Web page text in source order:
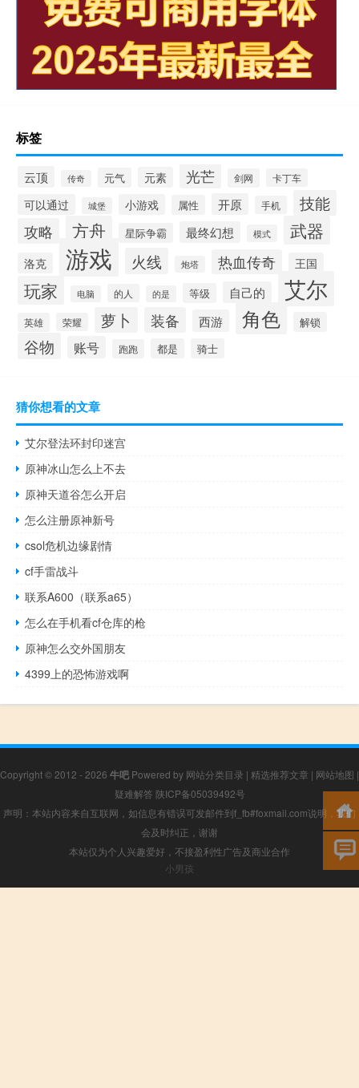
标签
云顶 传奇 元气 元素 光芒 剑网 卡丁车
可以通过 城堡 小游戏 属性 开原 手机
技能
攻略
方舟 星际争霸 最终幻想 模式 武器
洛克 游戏 火线 炮塔 热血传奇 王国
玩家 电脑 的人 的是 等级 自己的 艾尔
英雄 荣耀 萝卜 装备 西游 角色 解锁
谷物 账号 跑跑 都是 骑士
猜你想看的文章
艾尔登法环封印迷宫
原神冰山怎么上不去
原神天道谷怎么开启
怎么注册原神新号
csol危机边缘剧情
cf手雷战斗
联系A600（联系a65）
怎么在手机看cf仓库的枪
原神怎么交外国朋友
4399上的恐怖游戏啊
Copyright © 2012 - 2026 牛吧 Powered by 网站分类目录 | 精选推荐文章 | 网站地图 |
疑难解答 陕ICP备05039492号
声明：本站内容来自互联网，如信息有错误可发邮件到f_fb#foxmail.com说明，我们
会及时纠正，谢谢
本站仅为个人兴趣爱好，不接盈利性广告及商业合作
小男孩